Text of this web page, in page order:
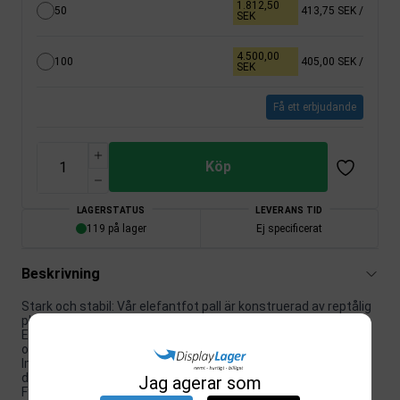
50
1.812,50
SEK
413,75 SEK /
100
4.500,00
SEK
405,00 SEK /
Få ett erbjudande
Köp
LAGERSTATUS
119 på lager
LEVERANS TID
Ej specificerat
Beskrivning
Stark och stabil: Vår elefantfot pall är konstruerad av reptålig
plast vilket gör den både robust och hållbar.
Enkel att använda: Pallens tre hjul gör den enkel att förflytta
och placera runt på kontoret.
Imponerande belastningskapacitet: Trots sin lätta vikt kan
denna pall enkelt bära en belastning på upp till 150 kg.
Fyra färgval: Välj mellan fyra olika färger för att matcha din
Jag agerar som